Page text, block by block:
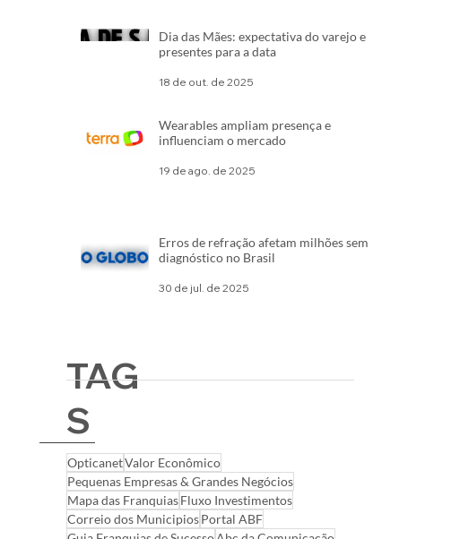
Dia das Mães: expectativa do varejo e
presentes para a data
18 de out. de 2025
Wearables ampliam presença e
influenciam o mercado
19 de ago. de 2025
Erros de refração afetam milhões sem
diagnóstico no Brasil
30 de jul. de 2025
TAG
S
OpticanetValor Econômico
Pequenas Empresas & Grandes Negócios
Mapa das FranquiasFluxo Investimentos
Correio dos MunicipiosPortal ABF